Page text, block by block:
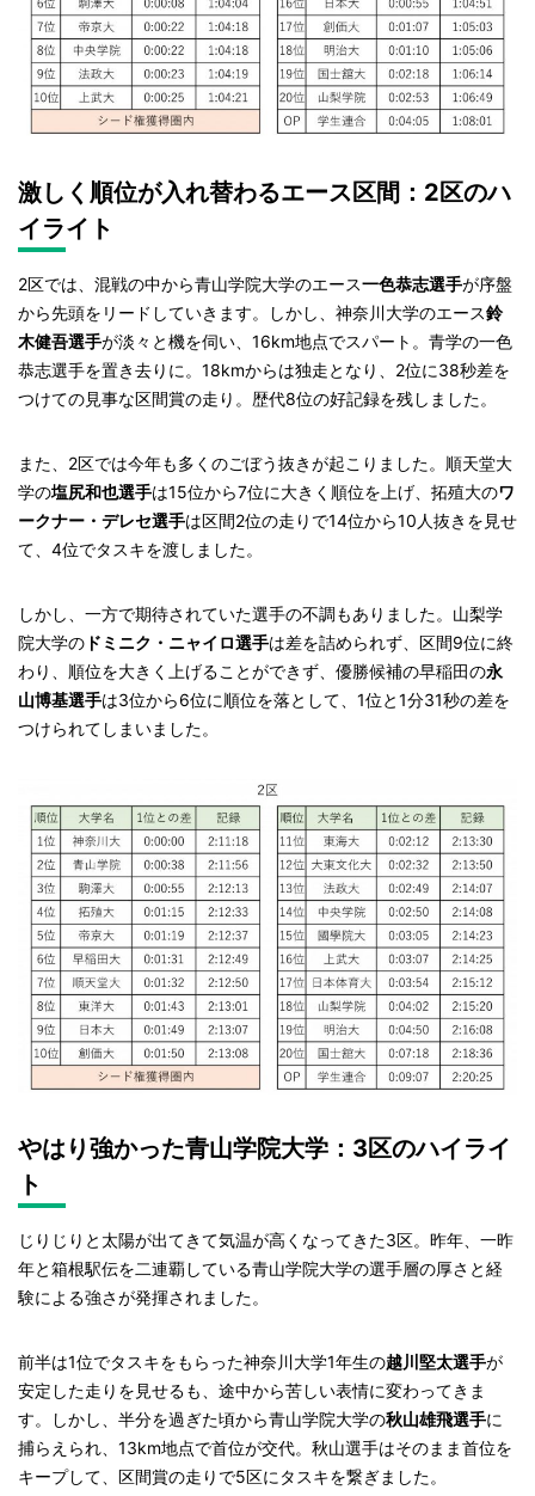
激しく順位が入れ替わるエース区間：2区のハ
イライト
2区では、混戦の中から青山学院大学のエース一色恭志選手が序盤
から先頭をリードしていきます。しかし、神奈川大学のエース鈴
木健吾選手が淡々と機を伺い、16km地点でスパート。青学の一色
恭志選手を置き去りに。18kmからは独走となり、2位に38秒差を
つけての見事な区間賞の走り。歴代8位の好記録を残しました。
また、2区では今年も多くのごぼう抜きが起こりました。順天堂大
学の塩尻和也選手は15位から7位に大きく順位を上げ、拓殖大のワ
ークナー・デレセ選手は区間2位の走りで14位から10人抜きを見せ
て、4位でタスキを渡しました。
しかし、一方で期待されていた選手の不調もありました。山梨学
院大学の ドミニク・ニャイロ選手は差を詰められず、区間9位に終
わり、順位を大きく上げることができず、優勝候補の早稲田の永
山博基選手は3位から6位に順位を落として、1位と1分31秒の差を
つけられてしまいました。
やはり強かった青山学院大学：3区のハイライ
ト
じりじりと太陽が出てきて気温が高くなってきた3区。昨年、一昨
年と箱根駅伝を二連覇している青山学院大学の選手層の厚さと経
験による強さが発揮されました。
前半は1位でタスキをもらった神奈川大学1年生の越川堅太選手が
安定した走りを見せるも、途中から苦しい表情に変わってきま
す。しかし、半分を過ぎた頃から青山学院大学の秋山雄飛選手に
捕らえられ、13km地点で首位が交代。秋山選手はそのまま首位を
キープして、区間賞の走りで5区にタスキを繋ぎました。